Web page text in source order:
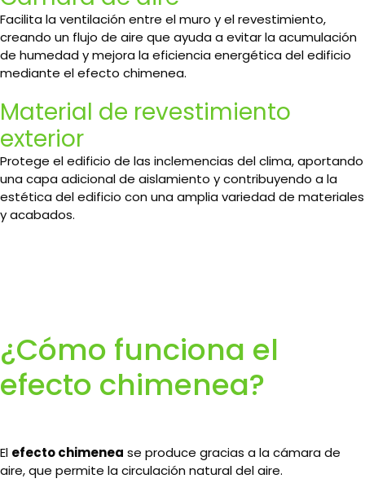
Facilita la ventilación entre el muro y el revestimiento,
creando un flujo de aire que ayuda a evitar la acumulación
de humedad y mejora la eficiencia energética del edificio
mediante el efecto chimenea.
Material de revestimiento
exterior
Protege el edificio de las inclemencias del clima, aportando
una capa adicional de aislamiento y contribuyendo a la
estética del edificio con una amplia variedad de materiales
y acabados.
¿Cómo funciona el
efecto chimenea?
El efecto chimenea se produce gracias a la cámara de
aire, que permite la circulación natural del aire.